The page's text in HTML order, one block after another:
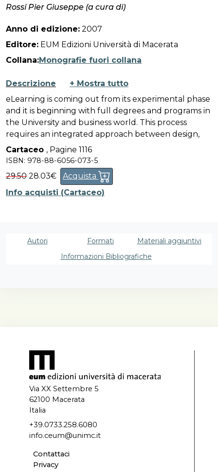
Rossi Pier Giuseppe (a cura di)
Anno di edizione: 2007
Editore: EUM Edizioni Università di Macerata
Collana:Monografie fuori collana
Descrizione
+ Mostra tutto
eLearning is coming out from its experimental phase
and it is beginning with full degrees and programs in
the University and business world. This process
requires an integrated approach between design,
didactics and technologies. A particular importance is
given to standardisation and quality in e-learning.
The Macerata’s event was an opportunity of
discussion between the different components of
eLearning and an exchange of experiences between
pieno titolo nella formazione universitaria ed
ser-rato tra progettazione, didattica e tecnologie.
II tomi
Cartaceo , Pagine 1116
ISBN: 978-88-6056-073-5
29.50 28.03€
Acquista
Info acquisti (Cartaceo)
Autori Formati
Materiali aggiuntivi
Informazioni Bibliografiche
Via XX Settembre 5
62100 Macerata
Italia
+39.0733.258.6080
info.ceum@unimc.it
Contattaci
Privacy